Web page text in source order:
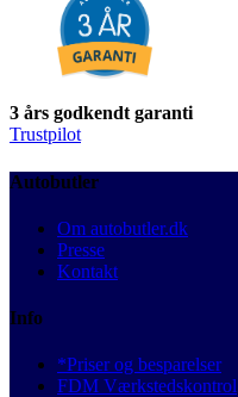
3 års godkendt garanti
Trustpilot
Autobutler
Om autobutler.dk
Presse
Kontakt
Info
*Priser og besparelser
FDM Værkstedskontrol